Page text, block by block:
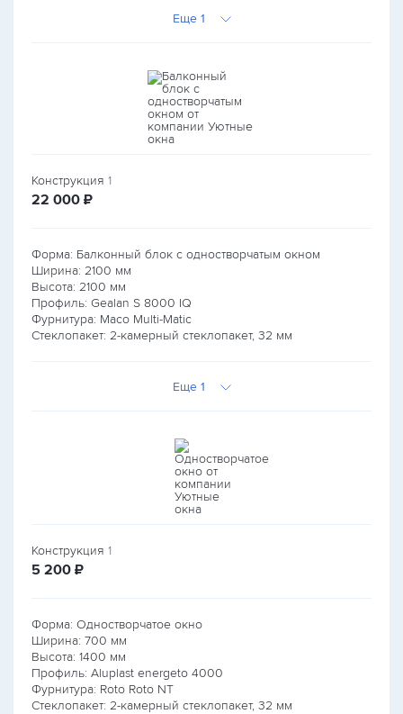
Еще 1
Конструкция 1
22 000 руб.
₽
Форма: Балконный блок с одностворчатым окном
Ширина: 2100 мм
Высота: 2100 мм
Профиль: Gealan S 8000 IQ
Фурнитура: Maco Multi-Matic
Стеклопакет: 2-камерный стеклопакет, 32 мм
Еще 1
Конструкция 1
5 200 руб.
₽
Форма: Одностворчатое окно
Ширина: 700 мм
Высота: 1400 мм
Профиль: Aluplast energeto 4000
Фурнитура: Roto Roto NT
Стеклопакет: 2-камерный стеклопакет, 32 мм